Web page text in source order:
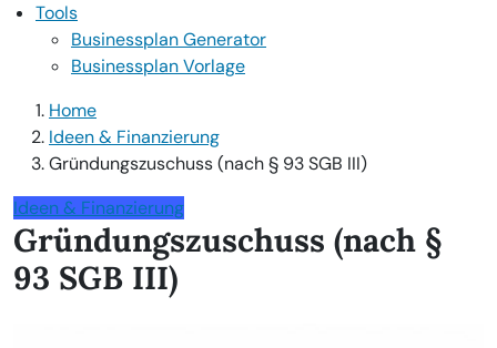
Tools
Businessplan Generator
Businessplan Vorlage
Home
Ideen & Finanzierung
Gründungszuschuss (nach § 93 SGB III)
Ideen & Finanzierung
Gründungszuschuss (nach §
93 SGB III)